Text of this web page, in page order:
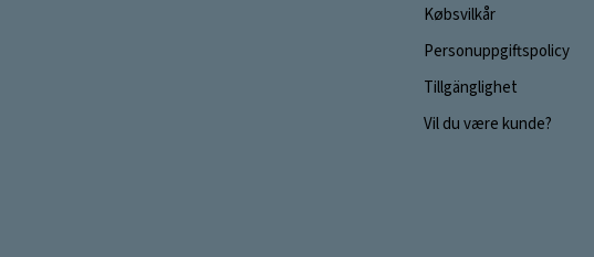
Købsvilkår
Personuppgiftspolicy
Tillgänglighet
Vil du være kunde?